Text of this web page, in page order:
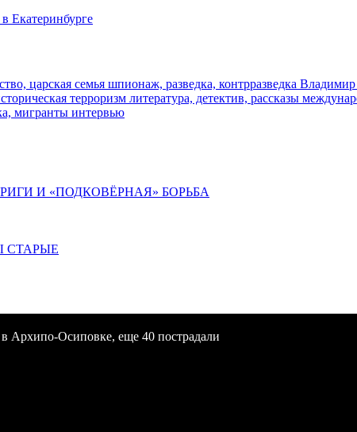
Екатеринбурге
царская семья шпионаж, разведка, контрразведка
терроризм литература, детектив, рассказы
мигранты интервью
И «ПОДКОВЁРНАЯ» БОРЬБА
СТАРЫЕ
Архипо-Осиповке, еще 40 пострадали